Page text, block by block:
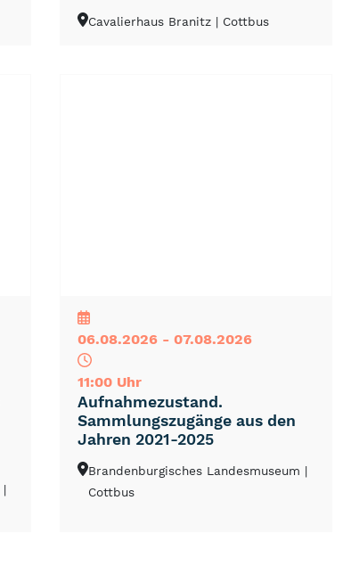
Cavalierhaus Branitz | Cottbus
|
06.08.2026 - 07.08.2026
11:00 Uhr
Aufnahmezustand.
Sammlungszugänge aus den
Jahren 2021-2025
Brandenburgisches Landesmuseum |
Cottbus